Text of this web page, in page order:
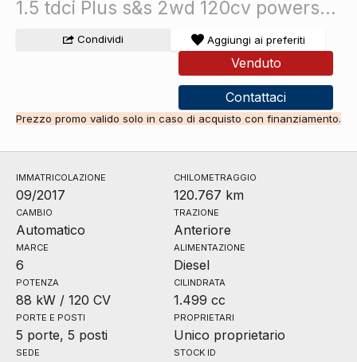
1.5 tdci Plus s&s 2wd 120cv powershift
Condividi Aggiungi ai preferiti
Venduto
Contattaci
Prezzo promo valido solo in caso di acquisto con finanziamento.
IMMATRICOLAZIONE
09/2017
CHILOMETRAGGIO
120.767 km
CAMBIO
Automatico
TRAZIONE
Anteriore
MARCE
6
ALIMENTAZIONE
Diesel
POTENZA
88 kW / 120 CV
CILINDRATA
1.499 cc
PORTE E POSTI
5 porte, 5 posti
PROPRIETARI
Unico proprietario
SEDE STOCK ID